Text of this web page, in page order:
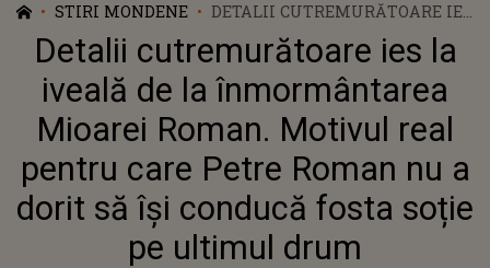
STIRI MONDENE
DETALII CUTREMURĂTOARE IES
LA IVEALĂ DE LA
ÎNMORMÂNTAREA MIOAREI
ROMAN. MOTIVUL REAL
PENTRU CARE PETRE ROMAN
NU A DORIT SĂ ÎŞI CONDUCĂ
DRUM
Detalii cutremurătoare ies la
iveală de la înmormântarea
Mioarei Roman. Motivul real
pentru care Petre Roman nu a
dorit să îşi conducă fosta soție
pe ultimul drum